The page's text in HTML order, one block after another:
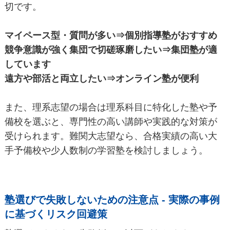
切です。
マイペース型・質問が多い⇒個別指導塾がおすすめ
競争意識が強く集団で切磋琢磨したい⇒集団塾が適
しています
遠方や部活と両立したい⇒オンライン塾が便利
また、理系志望の場合は理系科目に特化した塾や予
備校を選ぶと、専門性の高い講師や実践的な対策が
受けられます。難関大志望なら、合格実績の高い大
手予備校や少人数制の学習塾を検討しましょう。
塾選びで失敗しないための注意点 - 実際の事例
に基づくリスク回避策